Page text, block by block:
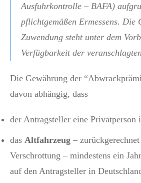
Ausfuhrkontrolle – BAFA)
pflichtgemäßen Ermessens. Die
Zuwendung steht unter dem
Verfügbarkeit der
Die Gewährung der
davon abhängig, dass
der Antragsteller eine Privatperson
das Altfahrzeug –
Verschrottung – mindestens ein
auf den Antragsteller in